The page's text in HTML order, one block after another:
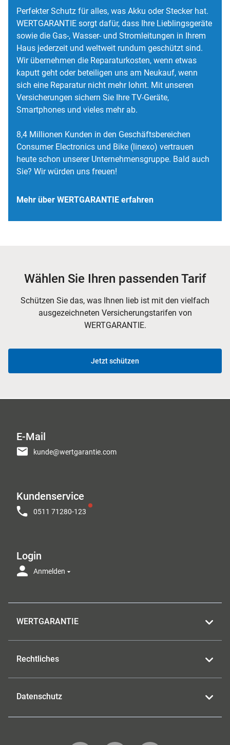
Perfekter Schutz für alles, was Akku oder Stecker hat.
WERTGARANTIE sorgt dafür, dass Ihre Lieblingsgeräte
sowie die Gas-, Wasser- und Stromleitungen in Ihrem
Haus jederzeit und weltweit rundum geschützt sind.
Wir übernehmen die Reparaturkosten, wenn etwas
kaputt geht oder beteiligen uns am Neukauf, wenn
sich eine Reparatur nicht mehr lohnt. Mit unseren
Versicherungen sichern Sie Ihre TV-Geräte,
Smartphones und vieles mehr ab.
8,4 Millionen Kunden in den Geschäftsbereichen
Consumer Electronics und Bike (linexo) vertrauen
heute schon unserer Unternehmensgruppe. Bald auch
Sie? Wir würden uns freuen!
Mehr über WERTGARANTIE erfahren
Wählen Sie Ihren passenden Tarif
Schützen Sie das, was Ihnen lieb ist mit den vielfach
ausgezeichneten Versicherungstarifen von
WERTGARANTIE.
Jetzt schützen
E-Mail
kunde@wertgarantie.com
Kundenservice
0511 71280-123
Login
Anmelden
WERTGARANTIE
Rechtliches
Datenschutz